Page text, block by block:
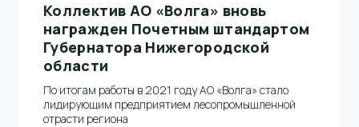
Коллектив АО «Волга» вновь
награжден Почетным штандартом
Губернатора Нижегородской
области
По итогам работы в 2021 году АО «Волга» стало
лидирующим предприятием лесопромышленной
отрасти региона